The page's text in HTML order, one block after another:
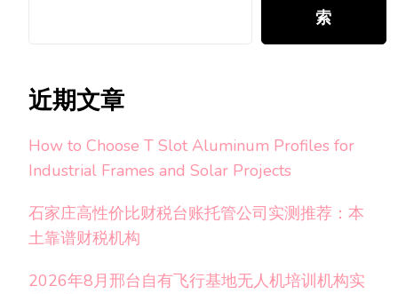
索
近期文章
How to Choose T Slot Aluminum Profiles for
Industrial Frames and Solar Projects
石家庄高性价比财税台账托管公司实测推荐：本
土靠谱财税机构
2026年8月邢台自有飞行基地无人机培训机构实